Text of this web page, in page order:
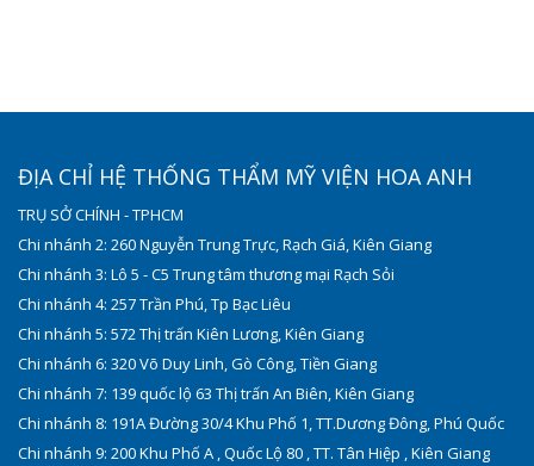
ĐỊA CHỈ HỆ THỐNG THẨM MỸ VIỆN HOA ANH
TRỤ SỞ CHÍNH - TPHCM
Chi nhánh 2: 260 Nguyễn Trung Trực, Rạch Giá, Kiên Giang
Chi nhánh 3: Lô 5 - C5 Trung tâm thương mại Rạch Sỏi
Chi nhánh 4: 257 Trần Phú, Tp Bạc Liêu
Chi nhánh 5: 572 Thị trấn Kiên Lương, Kiên Giang
Chi nhánh 6: 320 Võ Duy Linh, Gò Công, Tiền Giang
Chi nhánh 7: 139 quốc lộ 63 Thị trấn An Biên, Kiên Giang
Chi nhánh 8: 191A Đường 30/4 Khu Phố 1, TT.Dương Đông, Phú Quốc
Chi nhánh 9: 200 Khu Phố A , Quốc Lộ 80 , TT. Tân Hiệp , Kiên Giang